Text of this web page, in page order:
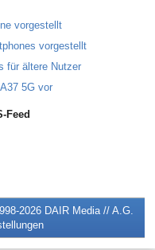
vorgestellt
vorgestellt
für ältere Nutzer
5G vor
Feed
2026 DAIR Media // A.G.